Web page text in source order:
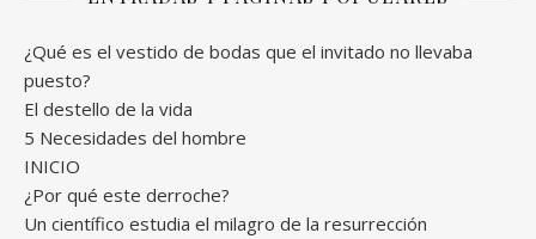
¿Qué es el vestido de bodas que el invitado no llevaba
puesto?
El destello de la vida
5 Necesidades del hombre
INICIO
¿Por qué este derroche?
Un científico estudia el milagro de la resurrección